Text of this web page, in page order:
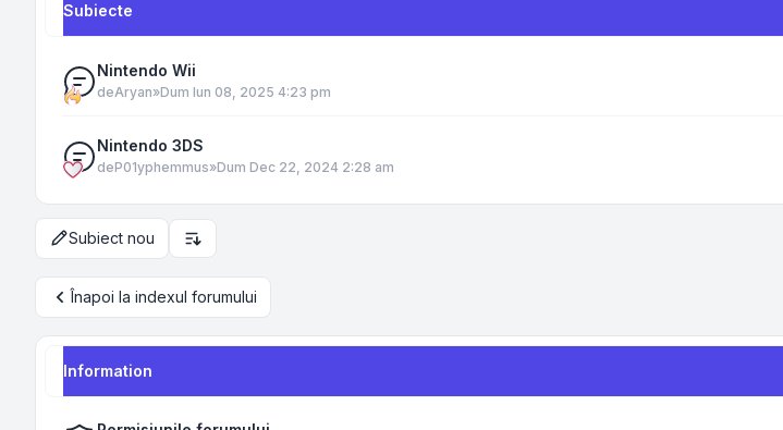
Subiecte
Nintendo Wii
deAryan»Dum Iun 08, 2025 4:23 pm
Nintendo 3DS
deP01yphemmus»Dum Dec 22, 2024 2:28 am
Subiect nou Opțiuni de sortare și afișare
Înapoi la indexul forumului
Information